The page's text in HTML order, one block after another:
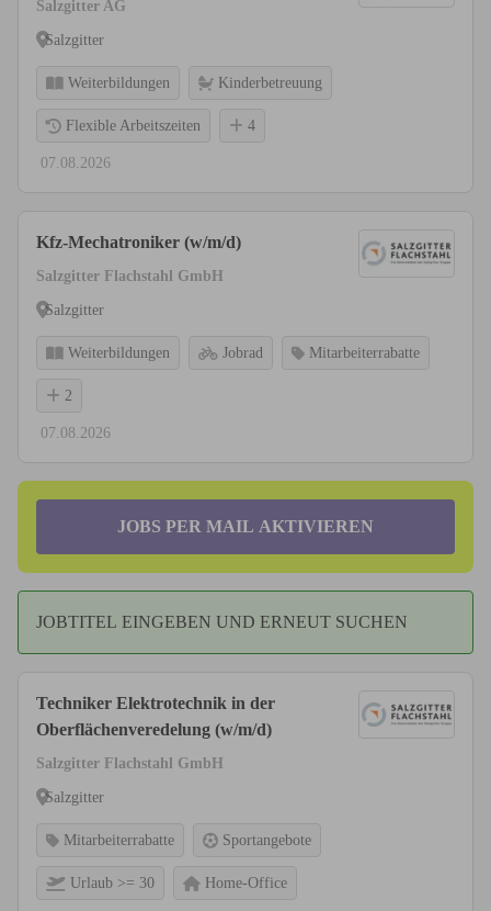
Salzgitter AG
Salzgitter
Weiterbildungen Kinderbetreuung
Flexible Arbeitszeiten 4
07.08.2026
Kfz-Mechatroniker (w/m/d)
Salzgitter Flachstahl GmbH
Salzgitter
Weiterbildungen Jobrad Mitarbeiterrabatte
2
07.08.2026
JOBS PER MAIL AKTIVIEREN
JOBTITEL EINGEBEN UND ERNEUT SUCHEN
Techniker Elektrotechnik in der
Oberflächenveredelung (w/m/d)
Salzgitter Flachstahl GmbH
Salzgitter
Mitarbeiterrabatte Sportangebote
Urlaub >= 30 Home-Office